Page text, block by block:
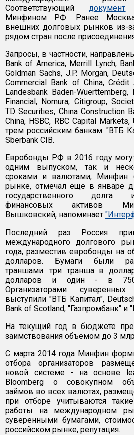
Соответствующий документ
Минфином РФ. Ранее
внешних долговых рынков из-
рядом стран после
Запросы, в частности,
Bank of America, Merrill Lynch,
Goldman Sachs, J.P. Morgan,
Commercial Bank of China,
Landesbank Baden-
Financial, Nomura, Citigroup,
TD Securities, China Construction
China, HSBC, RBC Capital
трем российским банкам: "ВТБ
Sberbank CIB.
Евробонды РФ в 2016 году
одним выпуском, так и
сроками и валютами, Минфин
рынке, отмечал еще в январе
государственного долга
финансовых активов
Вышковский, напоминает
Последний раз Россия
международного долгового
года, разместив евробонды
долларов. Бумаги были
траншами: три транша в
долларов и один - в 750
Организаторами
выступили "ВТБ Капитал",
Bank of Scotland, "Газпромбанк" и
На текущий год в бюджете
заимствования объемом до 3
С марта 2014 года Минфин
отбора организаторов
новой системе - на основе
Bloomberg о совокупном
займов во всех валютах,
при отборе учитываются
работы на международном
суверенными бумагами,
российском рынке, репутация.